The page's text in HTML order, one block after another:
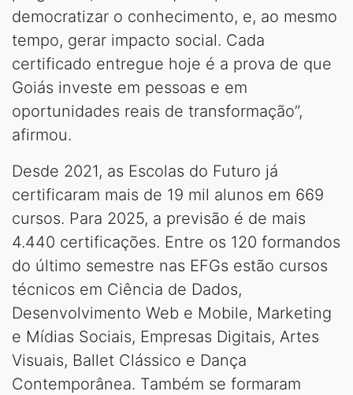
democratizar o conhecimento, e, ao mesmo
tempo, gerar impacto social. Cada
certificado entregue hoje é a prova de que
Goiás investe em pessoas e em
oportunidades reais de transformação”,
afirmou.
Desde 2021, as Escolas do Futuro já
certificaram mais de 19 mil alunos em 669
cursos. Para 2025, a previsão é de mais
4.440 certificações. Entre os 120 formandos
do último semestre nas EFGs estão cursos
técnicos em Ciência de Dados,
Desenvolvimento Web e Mobile, Marketing
e Mídias Sociais, Empresas Digitais, Artes
Visuais, Ballet Clássico e Dança
Contemporânea. Também se formaram